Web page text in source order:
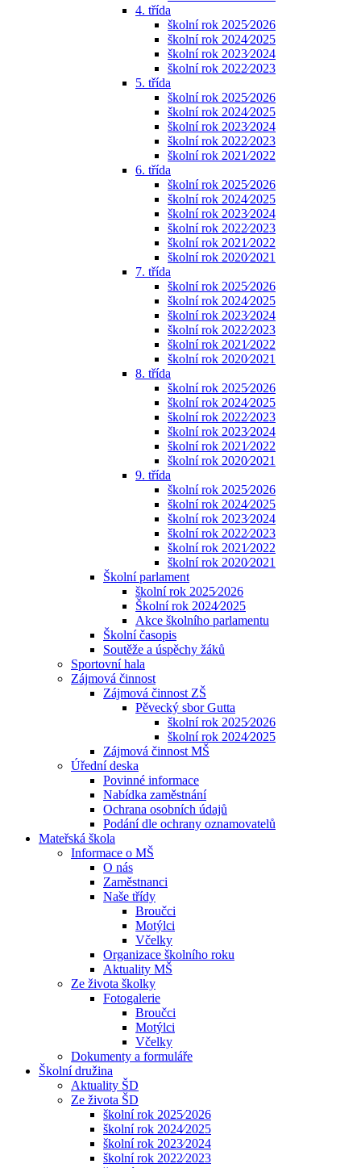
4. třída
školní rok 2025⁄2026
školní rok 2024⁄2025
školní rok 2023⁄2024
školní rok 2022⁄2023
5. třída
školní rok 2025⁄2026
školní rok 2024⁄2025
školní rok 2023⁄2024
školní rok 2022⁄2023
školní rok 2021⁄2022
6. třída
školní rok 2025⁄2026
školní rok 2024⁄2025
školní rok 2023⁄2024
školní rok 2022⁄2023
školní rok 2021⁄2022
školní rok 2020⁄2021
7. třída
školní rok 2025⁄2026
školní rok 2024⁄2025
školní rok 2023⁄2024
školní rok 2022⁄2023
školní rok 2021⁄2022
školní rok 2020⁄2021
8. třída
školní rok 2025⁄2026
školní rok 2024⁄2025
školní rok 2022⁄2023
školní rok 2023⁄2024
školní rok 2021⁄2022
školní rok 2020⁄2021
9. třída
školní rok 2025⁄2026
školní rok 2024⁄2025
školní rok 2023⁄2024
školní rok 2022⁄2023
školní rok 2021⁄2022
školní rok 2020⁄2021
Školní parlament
školní rok 2025⁄2026
Školní rok 2024⁄2025
Akce školního parlamentu
Školní časopis
Soutěže a úspěchy žáků
Sportovní hala
Zájmová činnost
Zájmová činnost ZŠ
Pěvecký sbor Gutta
školní rok 2025⁄2026
školní rok 2024⁄2025
Zájmová činnost MŠ
Úřední deska
Povinné informace
Nabídka zaměstnání
Ochrana osobních údajů
Podání dle ochrany oznamovatelů
Mateřská škola
Informace o MŠ
O nás
Zaměstnanci
Naše třídy
Broučci
Motýlci
Včelky
Organizace školního roku
Aktuality MŠ
Ze života školky
Fotogalerie
Broučci
Motýlci
Včelky
Dokumenty a formuláře
Školní družina
Aktuality ŠD
Ze života ŠD
školní rok 2025⁄2026
školní rok 2024⁄2025
školní rok 2023⁄2024
školní rok 2022⁄2023